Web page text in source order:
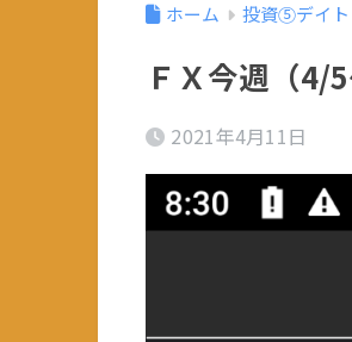
ホーム 投資⑤デイト
ＦＸ今週（4/
2021年4月11日